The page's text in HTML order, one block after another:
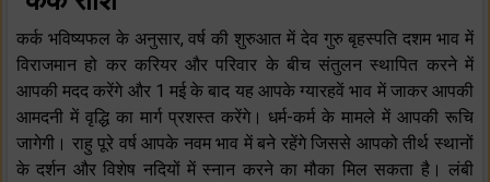
कर्क भविष्यफल के अनुसार, वर्ष की शुरुआत में देव गुरु बृहस्पति दशम भाव में
विराजमान हो कर करियर और परिवार के बीच संतुलन स्थापित करने में
आपकी मदद करेंगे और 1 मई के बाद यह आपके ग्यारहवें भाव में जाकर आपकी
आमदनी में वृद्धि का मार्ग प्रशस्त करेंगे। धर्म-कर्म के मामले में आपकी रूचि
जागेगी। राहु पूरे वर्ष आपके नवम भाव में बने रहेंगे जिससे आपको तीर्थ स्थानों
के दर्शन और विशेष नदियों में स्नान करने का मौका मिल सकता है। लंबी